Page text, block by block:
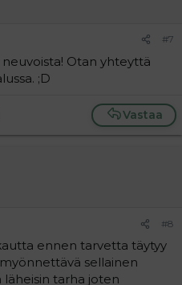
#7
Otan yhteyttä
;D
Vastaa
#8
ennen tarvetta täytyy
sellainen
tarha joten